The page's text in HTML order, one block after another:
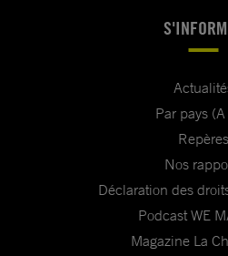
Par pays
Repères
Nos
Déclaration des
Podcast WE
Magazine La